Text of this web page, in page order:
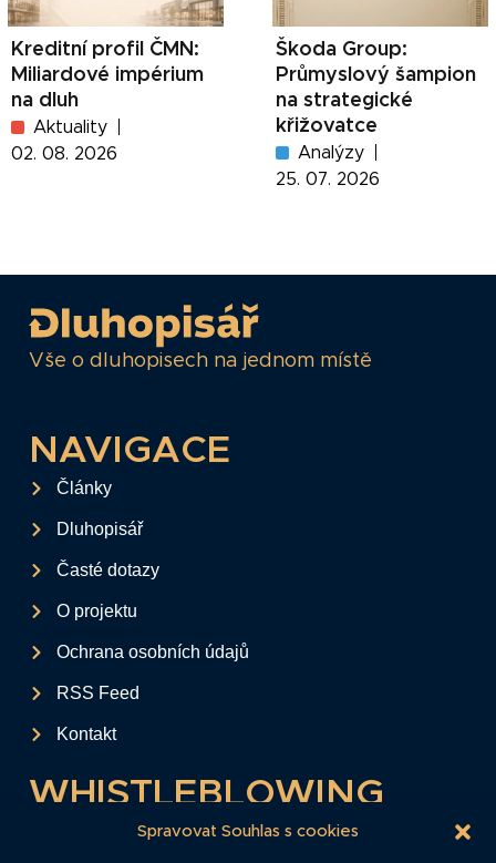
Spravovat Souhlas s cookies
Kreditní profil ČMN:
Miliardové impérium
na dluh
Aktuality
02. 08. 2026
Škoda Group:
Průmyslový šampion
na strategické
křižovatce
Analýzy
25. 07. 2026
Vše o dluhopisech na jednom místě
NAVIGACE
Články
Dluhopisář
Časté dotazy
O projektu
Ochrana osobních údajů
RSS Feed
Kontakt
WHISTLEBLOWING
Tento formulář slouží k anonymnímu zaslání